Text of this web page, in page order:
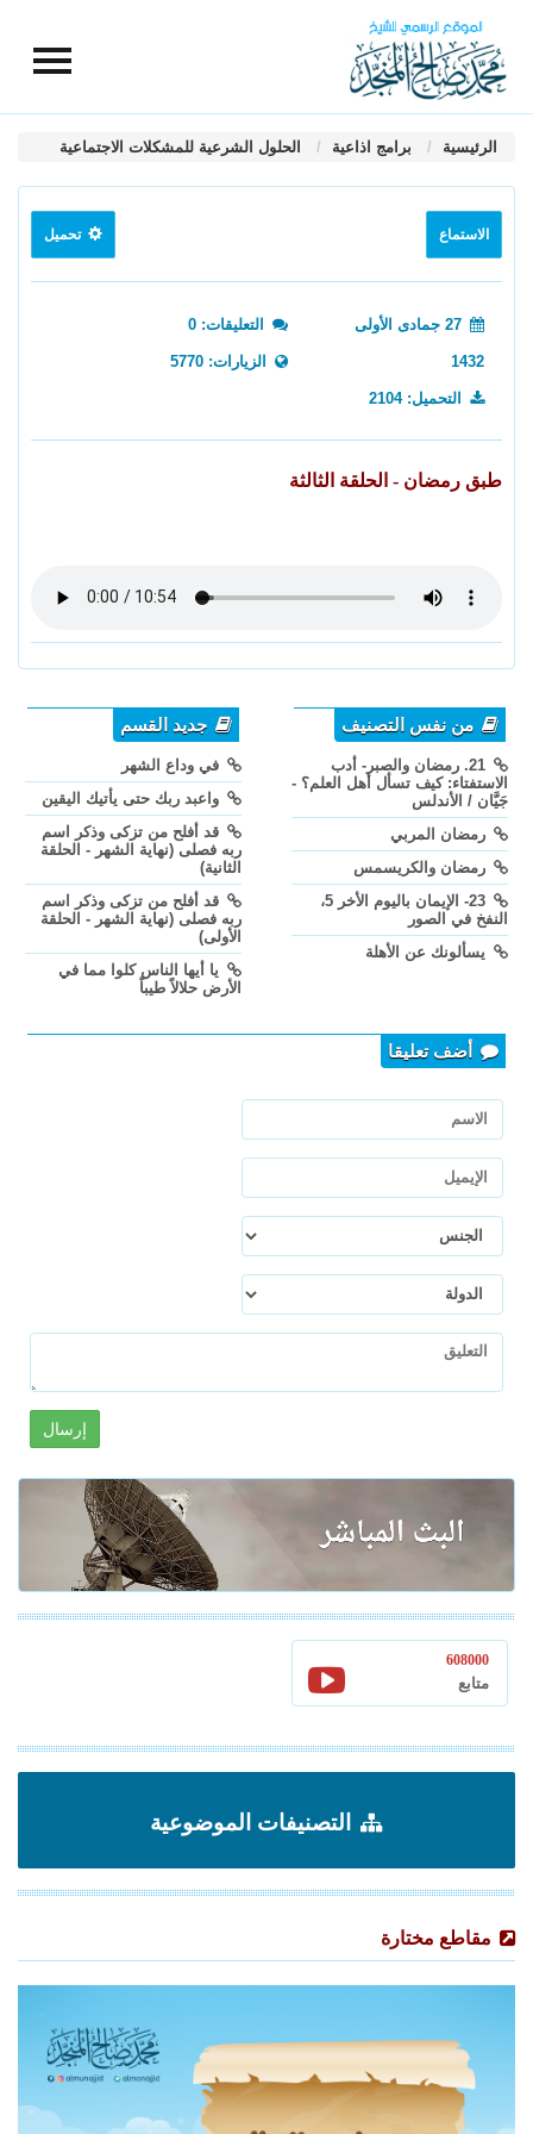
الرئيسية برامج اذاعية الحلول الشرعية للمشكلات الاجتماعية
الاستماع تحميل
27 جمادى الأولى
1432
التعليقات: 0
الزيارات: 5770
التحميل: 2104
طبق رمضان - الحلقة الثالثة
من نفس التصنيف
21. رمضان والصبر- أدب
الاستفتاء: كيف تسأل أهل العلم؟ -
جَيَّان / الأندلس
رمضان المربي
رمضان والكريسمس
23- الإيمان باليوم الأخر 5،
النفخ في الصور
يسألونك عن الأهلة
جديد القسم
في وداع الشهر
واعبد ربك حتى يأتيك اليقين
قد أفلح من تزكى وذكر اسم
ربه فصلى (نهاية الشهر - الحلقة
الثانية)
قد أفلح من تزكى وذكر اسم
ربه فصلى (نهاية الشهر - الحلقة
الأولى)
يا أيها الناس كلوا مما في
الأرض حلالاً طيباً
أضف تعليقا
إرسال
608000
متابع
التصنيفات الموضوعية
مقاطع مختارة